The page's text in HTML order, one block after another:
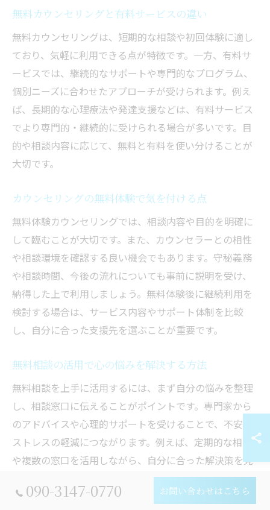
無料カウンセリングと有料サービスの違い
無料カウンセリングは、短期的な相談や初回体験に適し
ており、気軽に利用できる点が特徴です。一方、有料サ
ービスでは、継続的なサポートや専門的なプログラム、
個別ニーズに合わせたアプローチが受けられます。例え
ば、長期的な心理療法や発達支援などは、有料サービス
でより専門的・継続的に受けられる場合が多いです。目
的や相談内容に応じて、無料と有料を使い分けることが
大切です。
カウンセリングの無料体験で気を付ける点
無料体験カウンセリングでは、相談内容や目的を明確に
して臨むことが大切です。また、カウンセラーとの相性
や相談環境を確認する良い機会でもあります。守秘義務
や相談時間、今後の流れについても事前に説明を受け、
納得した上で利用しましょう。無料体験後に継続利用を
検討する場合は、サービス内容やサポート体制を比較
し、自分に合った支援先を選ぶことが重要です。
無料相談の活用で心の悩みを解決する方法
無料相談を上手に活用するには、まず自分の悩みを整理
し、相談窓口に伝えることがポイントです。専門家から
のアドバイスや心理的サポートを受けることで、不安や
ストレスの軽減につながります。例えば、定期的な相談
や複数の窓口を活用しながら、自分に合った解決策を見
つけていくことが現実的です。心の悩みは一人で抱え
ず、無料相談をきっかけに早期解決を目指しましょう。
090-3147-0770 お問い合わせはこちら